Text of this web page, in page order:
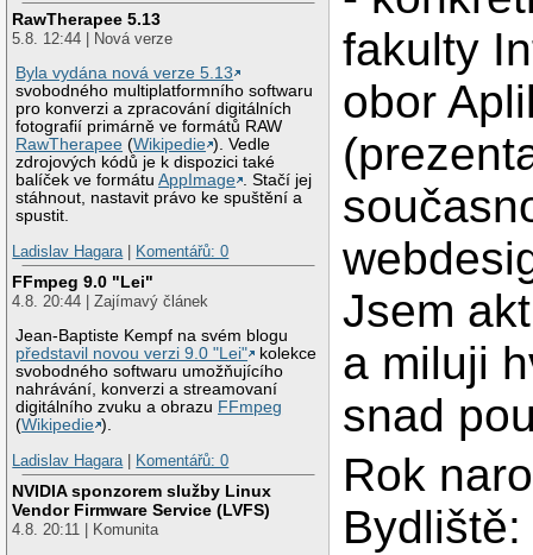
RawTherapee 5.13
5.8. 12:44 | Nová verze
Byla vydána nová verze 5.13
svobodného multiplatformního softwaru
pro konverzi a zpracování digitálních
fotografií primárně ve formátů RAW
RawTherapee (Wikipedie ). Vedle
zdrojových kódů je k dispozici také
balíček ve formátuAppImage . Stačí jej
stáhnout, nastavit právo ke spuštění a
spustit.
Ladislav Hagara
Komentářů: 0
FFmpeg 9.0 "Lei"
4.8. 20:44 | Zajímavý článek
Jean-Baptiste Kempf na svém blogu
představil novou verzi 9.0 "Lei"
kolekce
svobodného softwaru umožňujícího
nahrávání, konverzi a streamovaní
digitálního zvuku a obrazu FFmpeg
(Wikipedie ).
Ladislav Hagara
Komentářů: 0
NVIDIA sponzorem služby Linux
Vendor Firmware Service (LVFS)
4.8. 20:11 | Komunita
fakulty
obor
Jsem
a miluji
snad
Rok